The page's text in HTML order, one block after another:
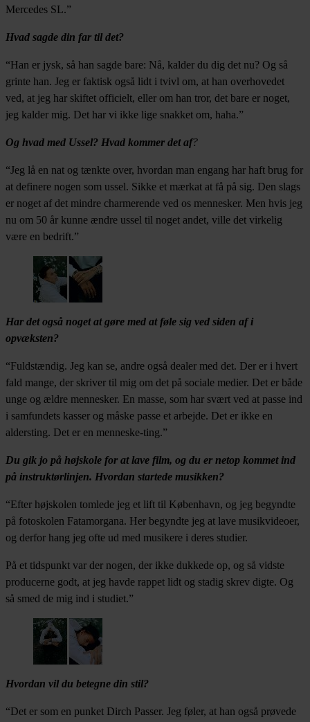
Mercedes SL.”
Hvad sagde din far til det?
“Han er jysk, så han sagde bare: Nå, kalder du dig det nu? Og så
grinte han. Jeg er faktisk også lidt i tvivl om, at han overhovedet
ved, at jeg har skiftet officielt, eller om han tror, det bare er noget,
jeg kalder mig. Det har vi ikke lige snakket om, haha.”
Og hvad med Ussel? Hvad kommer det af?
“Jeg lå en nat og tænkte over, hvordan man engang har haft brug for
at definere nogen som ussel. Sikke et mærkat at få på sig. Den slags
er noget af det mindre charmerende ved os mennesker. Men hvis jeg
nu om 50 år kunne ændre ussel til noget andet, ville det virkelig
være en bedrift.”
Har det også noget at gøre med at føle sig ved siden af i
opvæksten?
“Fuldstændig. Jeg kan se, andre også dealer med det. Der er i hvert
fald mange, der skriver til mig om det på sociale medier. Det er både
unge og ældre mennesker. En masse, som har svært ved at passe ind
i samfundets kasser og måske passe et arbejde. Det er ikke en
aldersting. Det er en menneske-ting.”
Du gik jo på højskole for at lave film, og du er netop kommet ind
på instruktørlinjen. Hvordan startede musikken?
“Efter højskolen tomlede jeg et lift til København, og jeg begyndte
på fotoskolen Fatamorgana. Her begyndte jeg at lave musikvideoer,
og derfor hang jeg ofte ud med musikere i deres studier.
På et tidspunkt var der nogen, der ikke dukkede op, og så vidste
producerne godt, at jeg havde rappet lidt og stadig skrev digte. Og
så smed de mig ind i studiet.”
Hvordan vil du betegne din stil?
“Det er som en punket Dirch Passer. Jeg føler, at han også prøvede